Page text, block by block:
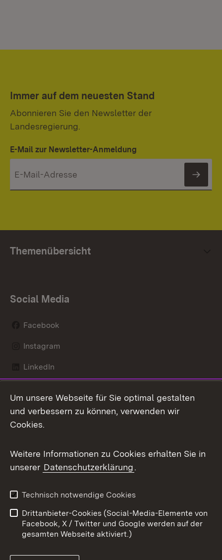
Immer auf dem neuesten Stand
Abonnieren Sie den Newsletter der
Landesregierung.
E-Mail zur Newsletter-Anmeldung
Themenübersicht
Social Media
Facebook
Instagram
LinkedIn
X / Twitter
Youtube
Kontakt
Datenschutz
Barrierefreiheit
Impressum
Cookies
Um unsere Webseite für Sie optimal gestalten
und verbessern zu können, verwenden wir
Cookies.
Weitere Informationen zu Cookies erhalten Sie in
unserer Datenschutzerklärung.
Technisch notwendige Cookies
Drittanbieter-Cookies (Social-Media-Elemente von
Facebook, X / Twitter und Google werden auf der
gesamten Webseite aktiviert.)